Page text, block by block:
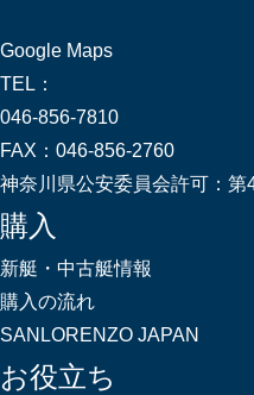
Google Maps
TEL：
046-856-7810
FAX： 046-856-2760
神奈川県公安委員会許可： 第
購入
新艇・中古艇情報
購入の流れ
SANLORENZO JAPAN
お役立ち